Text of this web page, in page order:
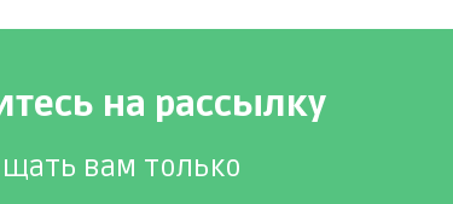
на рассылку
вам только